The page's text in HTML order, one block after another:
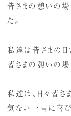
皆さまの憩いの場
た。
私達は皆さまの日
皆さまの憩いの場
私達は、日々皆さ
気ない一言に喜び